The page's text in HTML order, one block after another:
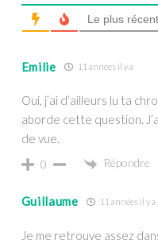
Le plus récent
Emilie 11 années il y a
Oui, j’ai d’ailleurs lu ta
aborde cette question.
de vue.
0 Répondre
Guillaume 11 années il y a
Je me retrouve assez